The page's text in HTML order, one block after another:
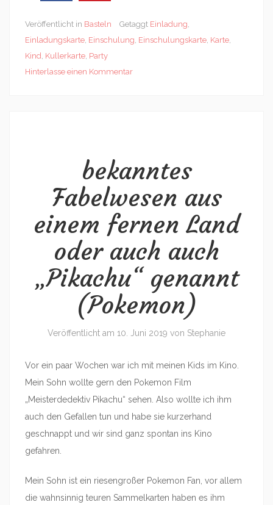
Veröffentlicht in Basteln Getaggt Einladung
Einladungskarte Einschulung Einschulungskarte Karte
Kind Kullerkarte Party
Hinterlasse einen Kommentar
bekanntes
Fabelwesen aus
einem fernen Land
oder auch auch
„Pikachu“ genannt
(Pokemon)
Veröffentlicht am 10. Juni 2019 von Stephanie
Vor ein paar Wochen war ich mit meinen Kids im Kino.
Mein Sohn wollte gern den Pokemon Film
„Meisterdedektiv Pikachu“ sehen. Also wollte ich ihm
auch den Gefallen tun und habe sie kurzerhand
geschnappt und wir sind ganz spontan ins Kino
gefahren.
Mein Sohn ist ein riesengroßer Pokemon Fan, vor allem
die wahnsinnig teuren Sammelkarten haben es ihm